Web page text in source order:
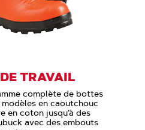
TRAVAIL
complète de bottes
en caoutchouc
en coton jusqu’à des
avec des embouts